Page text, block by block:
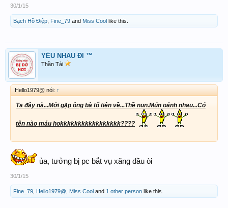
30/1/15
Bạch Hồ Điệp Fine_79 and Miss Cool like this.
YÊU NHAU ĐI ™
Thần Tài
Hello1979@ nói: ↑
Ta đây nà...Mới gặp ông bà tổ tiên về...Thề nun.Mún oánh nhau...Có
tên nào máu hokkkkkkkkkkkkkkkkk????
ủa, tưởng bị pc bắt vụ xăng dầu òi
30/1/15
Fine_79 Hello1979@ Miss Cool and 1 other person like this.